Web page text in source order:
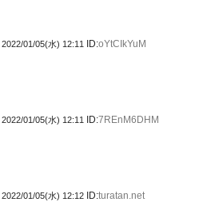
2022/01/05(水) 12:11 ID:oYtCIkYuM
2022/01/05(水) 12:11 ID:7REnM6DHM
2022/01/05(水) 12:12 ID:turatan.net